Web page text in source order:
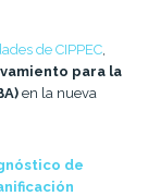
de CIPPEC,
para la
en la nueva
de